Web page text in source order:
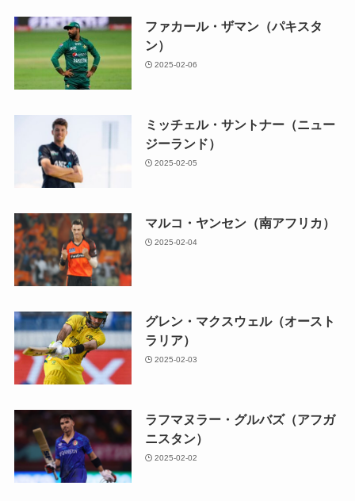
ファカール・ザマン（パキスタ
ン）
2025-02-06
ミッチェル・サントナー（ニュー
ジーランド）
2025-02-05
マルコ・ヤンセン（南アフリカ）
2025-02-04
グレン・マクスウェル（オースト
ラリア）
2025-02-03
ラフマヌラー・グルバズ（アフガ
ニスタン）
2025-02-02